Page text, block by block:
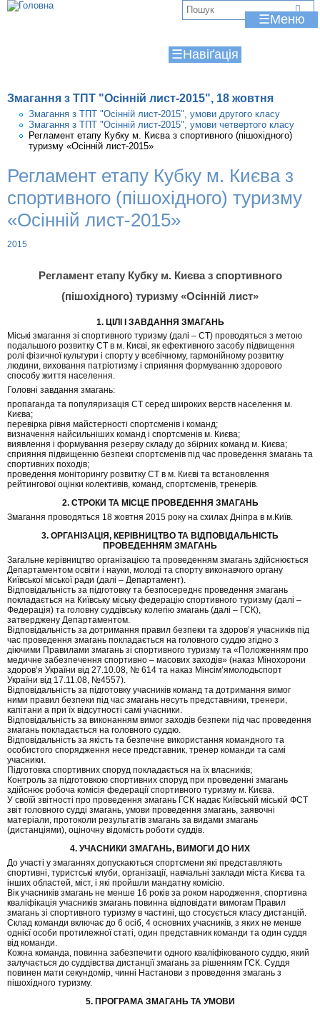
Jump to navigation
☰
Змагання з ТПТ "Осінній лист-2015", 18 жовтня
Змагання з ТПТ "Осінній лист-2015", умови другого класу
Змагання з ТПТ "Осінній лист-2015", умови четвертого класу
Регламент етапу Кубку м. Києва з спортивного (пішохідного)
туризму «Осінній лист-2015»
☰
Регламент етапу Кубку м. Києва з
спортивного (пішохідного) туризму
«Осінній лист-2015»
2015
Регламент етапу Кубку м. Києва з спортивного
(пішохідного) туризму «Осінній лист»
1. ЦІЛІ І ЗАВДАННЯ ЗМАГАНЬ
Міські змагання зі спортивного туризму (далі – СТ) проводяться з метою
подальшого розвитку СТ в м. Києві, як ефективного засобу підвищення
ролі фізичної культури і спорту у всебічному, гармонійному розвитку
людини, виховання патріотизму і сприяння формуванню здорового
способу життя населення.
Головні завдання змагань:
пропаганда та популяризація СТ серед широких верств населення м.
Києва;
перевірка рівня майстерності спортсменів і команд;
визначення найсильніших команд і спортсменів м. Києва;
виявлення і формування резерву складу до збірних команд м. Києва;
сприяння підвищенню безпеки спортсменів під час проведення змагань та
спортивних походів;
проведення моніторингу розвитку СТ в м. Києві та встановлення
рейтингової оцінки колективів, команд, спортсменів, тренерів.
2. СТРОКИ ТА МІСЦЕ ПРОВЕДЕННЯ ЗМАГАНЬ
Змагання проводяться 18 жовтня 2015 року на схилах Дніпра в м.Київ.
3. ОРГАНІЗАЦІЯ, КЕРІВНИЦТВО ТА ВІДПОВІДАЛЬНІСТЬ
ПРОВЕДЕННЯМ ЗМАГАНЬ
Загальне керівництво організацією та проведенням змагань здійснюється
Департаментом освіти і науки, молоді та спорту виконавчого органу
Київської міської ради (далі – Департамент).
Відповідальність за підготовку та безпосереднє проведення змагань
покладається на Київську міську федерацію спортивного туризму (далі –
Федерація) та головну суддівську колегію змагань (далі – ГСК),
затверджену Департаментом.
Відповідальність за дотримання правил безпеки та здоров’я учасників під
час проведення змагань покладається на головного суддю згідно з
діючими Правилами змагань зі спортивного туризму та «Положенням про
медичне забезпечення спортивно – масових заходів» (наказ Мінохорони
здоров’я України від 27.10.08, № 614 та наказ Мінсім’ямолодьспорт
України від 17.11.08, №4557).
Відповідальність за підготовку учасників команд та дотримання вимог
ними правил безпеки під час змагань несуть представники, тренери,
капітани а при їх відсутності самі учасники.
Відповідальність за виконанням вимог заходів безпеки під час проведення
змагань покладається на головного суддю.
Відповідальність за якість та безпечне використання командного та
особистого спорядження несе представник, тренер команди та самі
учасники.
Підготовка спортивних споруд покладається на їх власників;
Контроль за підготовкою спортивних споруд при проведенні змагань
здійснює робоча комісія федерації спортивного туризму м. Києва.
У своїй звітності про проведення змагань ГСК надає Київській міській ФСТ
звіт головного судді змагань, умови проведення змагань, заявочні
матеріали, протоколи результатів змагань за видами змагань
(дистанціями), оціночну відомість роботи суддів.
4. УЧАСНИКИ ЗМАГАНЬ, ВИМОГИ ДО НИХ
До участі у змаганнях допускаються спортсмени які представляють
спортивні, туристські клуби, організації, навчальні заклади міста Києва та
інших областей, міст, і які пройшли мандатну комісію.
Вік учасників змагань не менше 16 років за роком народження, спортивна
кваліфікація учасників змагань повинна відповідати вимогам Правил
змагань зі спортивного туризму в частині, що стосується класу дистанцій.
Cклад команди включає до 6 осіб, 4 основних учасників, з яких не менше
однієї особи протилежної статі, один представник команди та один суддя
від команди.
Кожна команда, повинна забезпечити одного кваліфікованого суддю, який
залучається до суддівства дистанції змагань за рішенням ГСК. Суддя
повинен мати секундомір, чинні Настанови з проведення змагань з
пішохідного туризму.
5. ПРОГРАМА ЗМАГАНЬ ТА УМОВИ